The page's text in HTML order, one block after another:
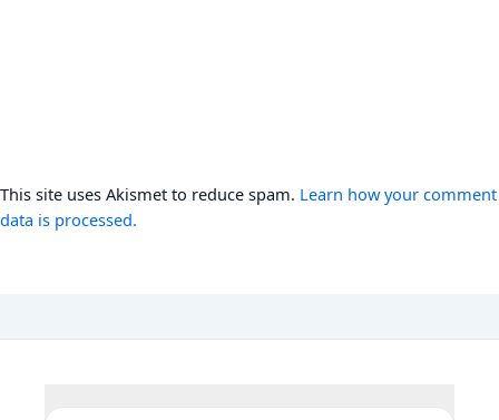
This site uses Akismet to reduce spam. Learn how your comment
data is processed.